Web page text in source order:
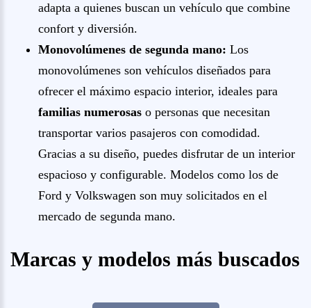
adapta a quienes buscan un vehículo que combine
confort y diversión.
Monovolúmenes de segunda mano: Los
monovolúmenes son vehículos diseñados para
ofrecer el máximo espacio interior, ideales para
familias numerosas o personas que necesitan
transportar varios pasajeros con comodidad.
Gracias a su diseño, puedes disfrutar de un interior
espacioso y configurable. Modelos como los de
Ford y Volkswagen son muy solicitados en el
mercado de segunda mano.
Marcas y modelos más buscados